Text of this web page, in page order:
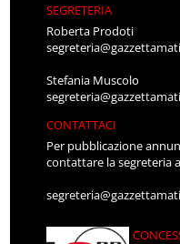
SEGRETERIA
Roberta Prodoti
Stefania Muscolo
CONTATTACI
Per pubblicazione
contattare la segreteria